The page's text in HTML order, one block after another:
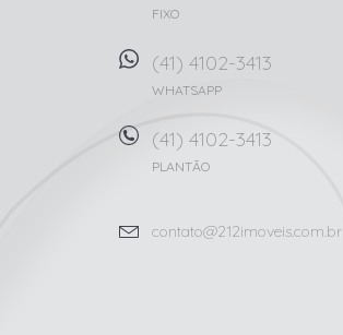
FIXO
(41) 4102-3413
WHATSAPP
(41) 4102-3413
PLANTÃO
contato@212imoveis.com.br